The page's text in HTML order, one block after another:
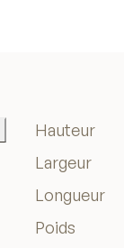
Hauteur
Largeur
Longueur
Poids